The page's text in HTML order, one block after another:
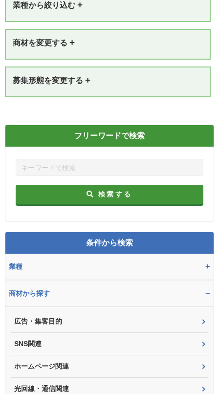
業種から絞り込む +
商材を変更する +
募集形態を変更する +
フリーワードで検索
検索する
条件から検索
業種 +
商材から探す −
広告・集客目的
SNS関連
ホームページ関連
光回線・通信関連